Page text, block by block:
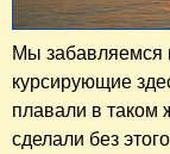
Мы забавляемся
курсирующие
плавали в таком
сделали без